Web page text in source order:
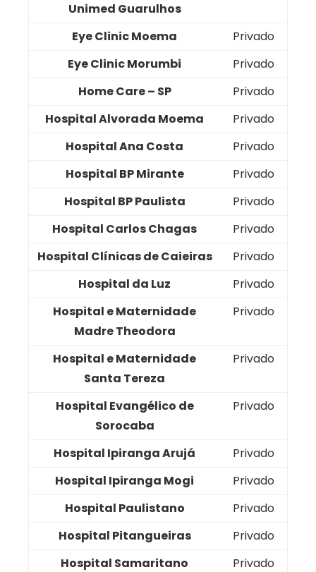
Unimed Guarulhos
Eye Clinic Moema
Privado
Eye Clinic Morumbi
Privado
Home Care – SP
Privado
Hospital Alvorada Moema
Privado
Hospital Ana Costa
Privado
Hospital BP Mirante
Privado
Hospital BP Paulista
Privado
Hospital Carlos Chagas
Privado
Hospital Clínicas de Caieiras
Privado
Hospital da Luz
Privado
Hospital e Maternidade
Madre Theodora
Privado
Hospital e Maternidade
Santa Tereza
Privado
Hospital Evangélico de
Sorocaba
Privado
Hospital Ipiranga Arujá
Privado
Hospital Ipiranga Mogi
Privado
Hospital Paulistano
Privado
Hospital Pitangueiras
Privado
Hospital Samaritano
Privado